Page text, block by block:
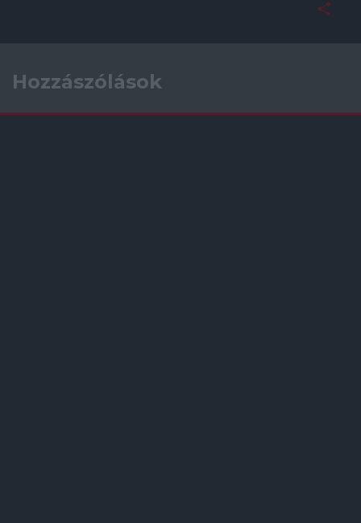
Hozzászólások